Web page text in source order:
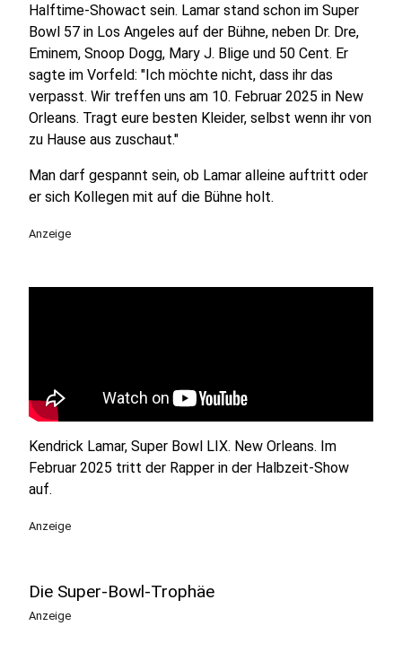
Halftime-Showact sein. Lamar stand schon im Super
Bowl 57 in Los Angeles auf der Bühne, neben Dr. Dre,
Eminem, Snoop Dogg, Mary J. Blige und 50 Cent. Er
sagte im Vorfeld: "Ich möchte nicht, dass ihr das
verpasst. Wir treffen uns am 10. Februar 2025 in New
Orleans. Tragt eure besten Kleider, selbst wenn ihr von
zu Hause aus zuschaut."
Man darf gespannt sein, ob Lamar alleine auftritt oder
er sich Kollegen mit auf die Bühne holt.
Anzeige
Kendrick Lamar, Super Bowl LIX. New Orleans. Im
Februar 2025 tritt der Rapper in der Halbzeit-Show
auf.
Anzeige
Die Super-Bowl-Trophäe
Anzeige